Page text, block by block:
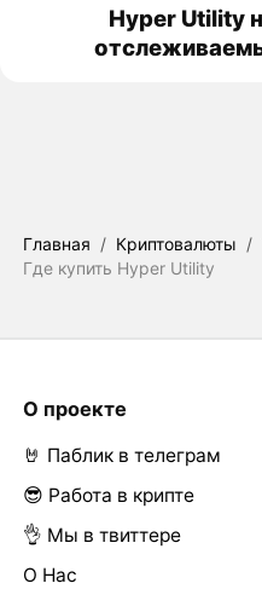
Hyper Utility
Главная / Криптовалюты /
Где купить Hyper Utility
О проекте
🤘 Паблик в телеграм
😎 Работа в крипте
👌 Мы в твиттере
О Нас